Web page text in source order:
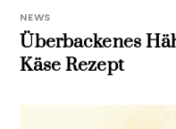
NEWS
Überbackenes
Käse Rezept